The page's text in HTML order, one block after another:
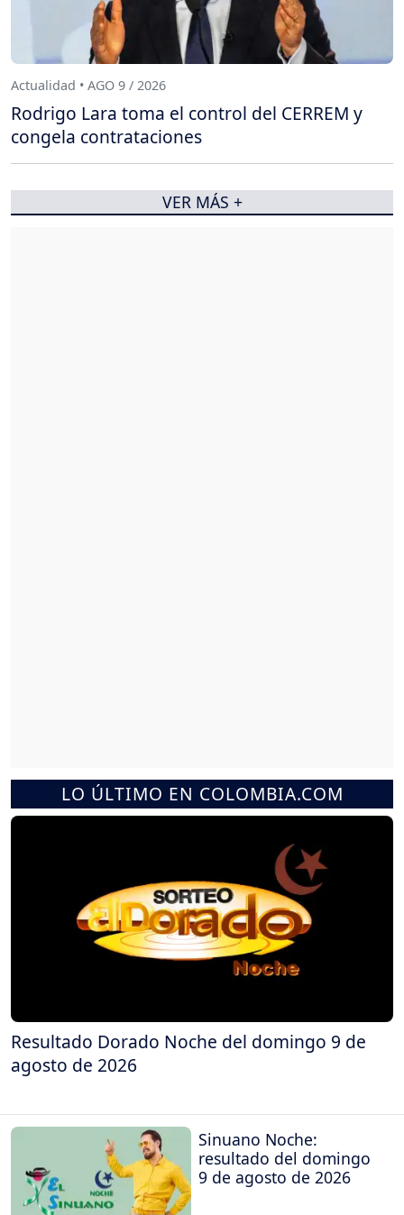
LO ÚLTIMO EN COLOMBIA.COM
Resultado Dorado Noche del domingo 9 de
agosto de 2026
Sinuano Noche:
resultado del domingo
9 de agosto de 2026
Actualidad • AGO 9 / 2026
Rodrigo Lara toma el control del CERREM y
congela contrataciones
VER MÁS +